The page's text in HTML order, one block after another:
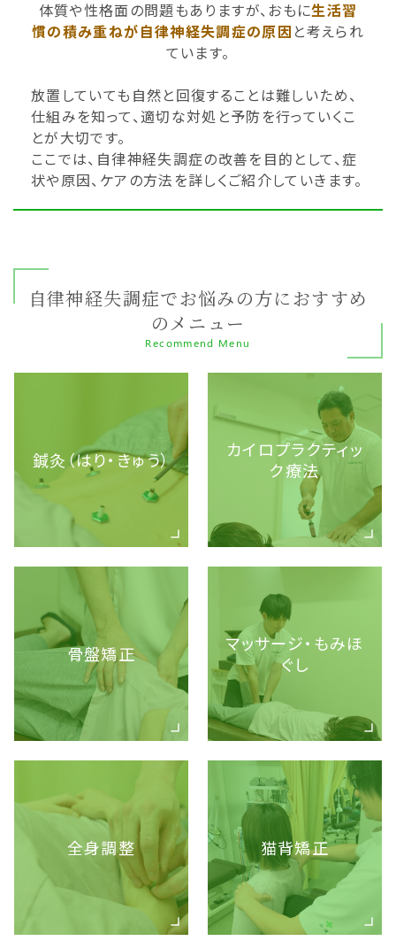
体質や性格面の問題もありますが、おもに生活習
慣の積み重ねが自律神経失調症の原因 と考えられ
ています。
放置していても自然と回復することは難しいため、
仕組みを知って、適切な対処と予防を行っていくこ
とが大切です。
ここでは、自律神経失調症の改善を目的として、症
状や原因、ケアの方法を詳しくご紹介していきます。
自律神経失調症でお悩みの方におすすめ
のメニュー
Recommend Menu
鍼灸（はり・きゅう）
カイロプラクティッ
ク療法
骨盤矯正
マッサージ・もみほ
ぐし
全身調整 猫背矯正